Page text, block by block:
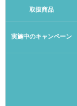
取扱商品
実施中のキャンペーン